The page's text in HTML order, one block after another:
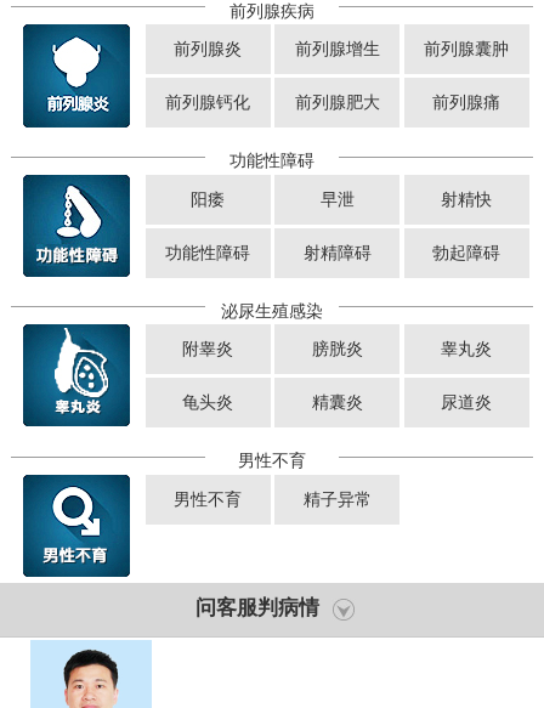
前列腺疾病
前列腺炎 前列腺增生 前列腺囊肿
前列腺钙化 前列腺肥大 前列腺痛
功能性障碍
阳痿 早泄 射精快
功能性障碍 射精障碍 勃起障碍
泌尿生殖感染
附睾炎 膀胱炎 睾丸炎
龟头炎 精囊炎 尿道炎
男性不育
男性不育 精子异常
问客服判病情